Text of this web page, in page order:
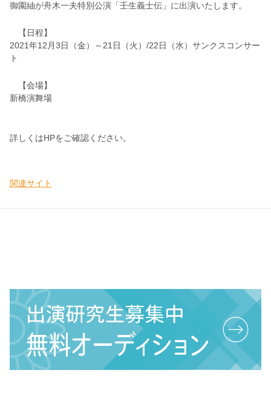
御園紬が舟木一夫特別公演「壬生義士伝」に出演いたします。
【日程】
2021年12月3日（金）～21日（火）/22日（水）サンクスコンサー
ト
【会場】
新橋演舞場
詳しくはHPをご確認ください。
関連サイト